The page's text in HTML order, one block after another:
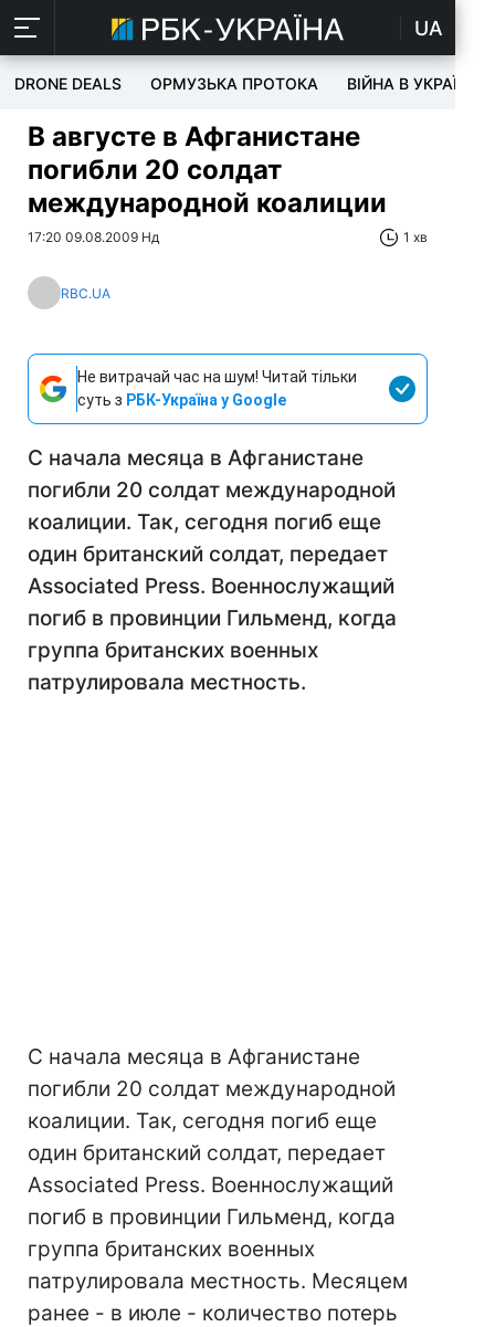
UA
DRONE DEALS ОРМУЗЬКА ПРОТОКА ВІЙНА В УКРАЇНІ
В августе в Афганистане
погибли 20 солдат
международной коалиции
17:20 09.08.2009 Нд 1 хв
RBC.UA
Не витрачай час на шум! Читай тільки
суть з РБК-Україна у Google
С начала месяца в Афганистане
погибли 20 солдат международной
коалиции. Так, сегодня погиб еще
один британский солдат, передает
Associated Press. Военнослужащий
погиб в провинции Гильменд, когда
группа британских военных
патрулировала местность.
С начала месяца в Афганистане
погибли 20 солдат международной
коалиции. Так, сегодня погиб еще
один британский солдат, передает
Associated Press. Военнослужащий
погиб в провинции Гильменд, когда
группа британских военных
патрулировала местность. Месяцем
ранее - в июле - количество потерь